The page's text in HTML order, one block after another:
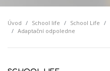
Úvod School life School Life
Adaptační odpoledne